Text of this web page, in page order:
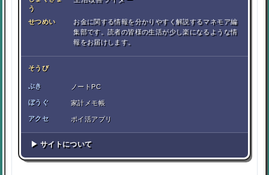
う
せつめい
お金に関する情報を分かりやすく解説するマネモア編
集部です。読者の皆様の生活が少し楽になるような情
報をお届けします。
そうび
ぶき ノートPC
ぼうぐ 家計メモ帳
アクセ ポイ活アプリ
▶ サイトについて